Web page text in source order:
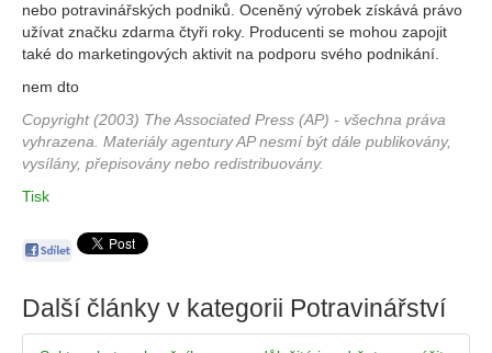
nebo potravinářských podniků. Oceněný výrobek získává právo
užívat značku zdarma čtyři roky. Producenti se mohou zapojit
také do marketingových aktivit na podporu svého podnikání.
nem dto
Copyright (2003) The Associated Press (AP) - všechna práva
vyhrazena. Materiály agentury AP nesmí být dále publikovány,
vysílány, přepisovány nebo redistribuovány.
Tisk
Další články v kategorii Potravinářství